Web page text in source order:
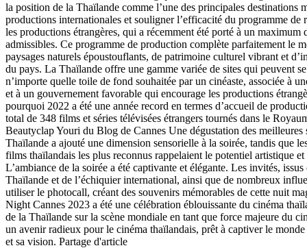
la position de la Thaïlande comme l’une des principales destinations
productions internationales et souligner l’efficacité du programme de
les productions étrangères, qui a récemment été porté à un maximum
admissibles. Ce programme de production complète parfaitement le
paysages naturels époustouflants, de patrimoine culturel vibrant et
du pays. La Thaïlande offre une gamme variée de sites qui peuvent
n’importe quelle toile de fond souhaitée par un cinéaste, associée à
et à un gouvernement favorable qui encourage les productions
pourquoi 2022 a été une année record en termes d’accueil de
total de 348 films et séries télévisées étrangers tournés dans le
Beautyclap Youri du Blog de Cannes Une dégustation des meilleures
Thaïlande a ajouté une dimension sensorielle à la soirée, tandis que
films thaïlandais les plus reconnus rappelaient le potentiel artistique
L’ambiance de la soirée a été captivante et élégante. Les invités,
Thaïlande et de l’échiquier international, ainsi que de nombreux
utiliser le photocall, créant des souvenirs mémorables de cette nuit
Night Cannes 2023 a été une célébration éblouissante du cinéma
de la Thaïlande sur la scène mondiale en tant que force majeure du
un avenir radieux pour le cinéma thaïlandais, prêt à captiver le monde
et sa vision. Partage d'article